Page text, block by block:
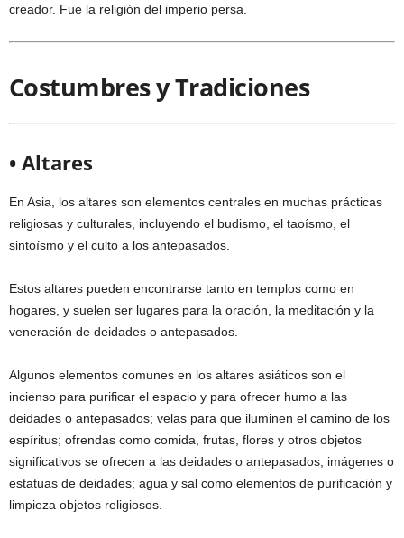
creador. Fue la religión del imperio persa.
Costumbres y Tradiciones
• Altares
En Asia, los altares son elementos centrales en muchas prácticas
religiosas y culturales, incluyendo el budismo, el taoísmo, el
sintoísmo y el culto a los antepasados.
Estos altares pueden encontrarse tanto en templos como en
hogares, y suelen ser lugares para la oración, la meditación y la
veneración de deidades o antepasados.
Algunos elementos comunes en los altares asiáticos son el
incienso para purificar el espacio y para ofrecer humo a las
deidades o antepasados; velas para que iluminen el camino de los
espíritus; ofrendas como comida, frutas, flores y otros objetos
significativos se ofrecen a las deidades o antepasados; imágenes o
estatuas de deidades; agua y sal como elementos de purificación y
limpieza objetos religiosos.